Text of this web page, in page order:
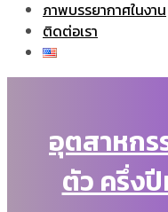
ภาพบรรยากาศในงาน
ติดต่อเรา
อุตสาหก
ตัว ครึ่ง